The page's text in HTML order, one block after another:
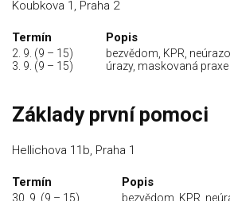
Koubkova 1, Praha 2
Termín Popis
2. 9. (9 – 15)
bezvědom, KPR,
3. 9. (9 – 15)
úrazy, maskovaná praxe
Základy první pomoci
Hellichova 11b, Praha 1
Termín Popis
30. 9. (9 – 15)
bezvědom, KPR,